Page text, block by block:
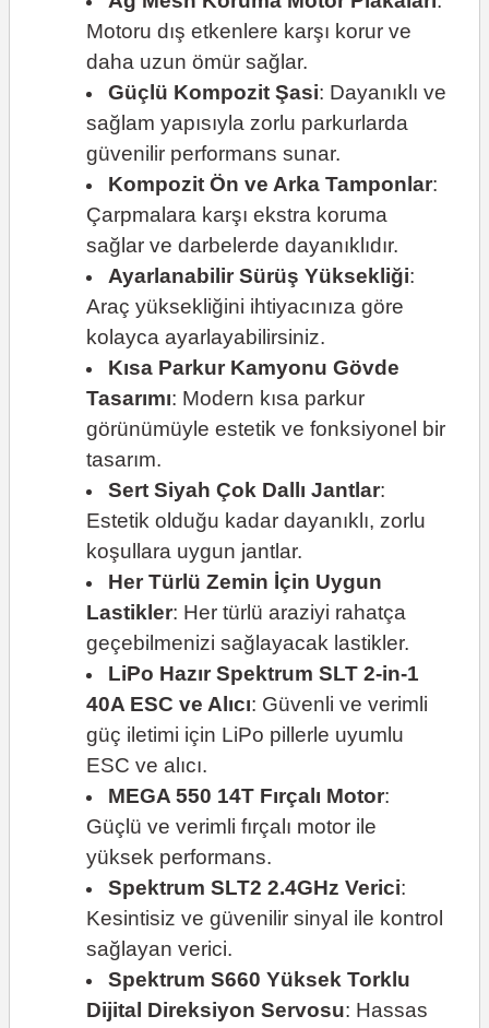
Motoru dış etkenlere karşı korur ve
daha uzun ömür sağlar.
Güçlü Kompozit Şasi: Dayanıklı ve
sağlam yapısıyla zorlu parkurlarda
güvenilir performans sunar.
Kompozit Ön ve Arka Tamponlar:
Çarpmalara karşı ekstra koruma
sağlar ve darbelerde dayanıklıdır.
Ayarlanabilir Sürüş Yüksekliği:
Araç yüksekliğini ihtiyacınıza göre
kolayca ayarlayabilirsiniz.
Kısa Parkur Kamyonu Gövde
Tasarımı: Modern kısa parkur
görünümüyle estetik ve fonksiyonel bir
tasarım.
Sert Siyah Çok Dallı Jantlar:
Estetik olduğu kadar dayanıklı, zorlu
koşullara uygun jantlar.
Her Türlü Zemin İçin Uygun
Lastikler: Her türlü araziyi rahatça
geçebilmenizi sağlayacak lastikler.
LiPo Hazır Spektrum SLT 2-in-1
40A ESC ve Alıcı: Güvenli ve verimli
güç iletimi için LiPo pillerle uyumlu
ESC ve alıcı.
MEGA 550 14T Fırçalı Motor:
Güçlü ve verimli fırçalı motor ile
yüksek performans.
Spektrum SLT2 2.4GHz Verici:
Kesintisiz ve güvenilir sinyal ile kontrol
sağlayan verici.
Spektrum S660 Yüksek Torklu
Dijital Direksiyon Servosu: Hassas